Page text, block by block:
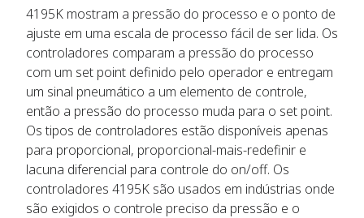
4195K mostram a pressão do processo e o ponto de
ajuste em uma escala de processo fácil de ser lida. Os
controladores comparam a pressão do processo
com um set point definido pelo operador e entregam
um sinal pneumático a um elemento de controle,
então a pressão do processo muda para o set point.
Os tipos de controladores estão disponíveis apenas
para proporcional, proporcional-mais-redefinir e
lacuna diferencial para controle do on/off. Os
controladores 4195K são usados em indústrias onde
são exigidos o controle preciso da pressão e o